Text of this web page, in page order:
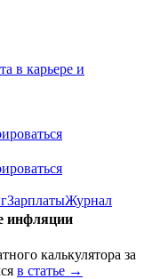
в карьере и
ЗарплатыЖурнал
инфляции
калькулятора за
в статье →